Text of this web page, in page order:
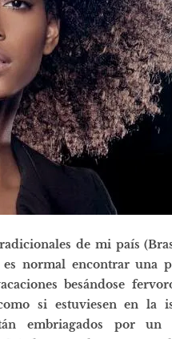
de mi país
es normal encontrar una
besándose
si estuviesen en la
án embriagados por un